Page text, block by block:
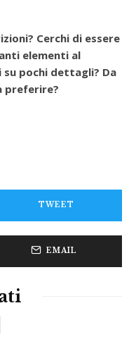
Cerchi di essere
elementi al
pochi dettagli? Da
preferire?
TWEET
EMAIL